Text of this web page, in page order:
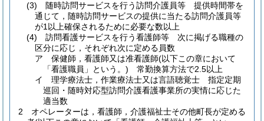
(3)
随時訪問サービスを行う訪問介護員等 提供時間帯を
通じて，随時訪問サービスの提供に当たる訪問介護員等
が1以上確保されるために必要な数以上
(4)
訪問看護サービスを行う看護師等 次に掲げる職種の
区分に応じ，それぞれ次に定める員数
ア
保健師，看護師又は准看護師(以下この章において
「看護職員」という。) 常勤換算方法で2.5以上
イ
理学療法士，作業療法士又は言語聴覚士 指定定期
巡回・随時対応型訪問介護看護事業所の実情に応じた
適当数
2
オペレーターは，看護師，介護福祉士その他町長が定める